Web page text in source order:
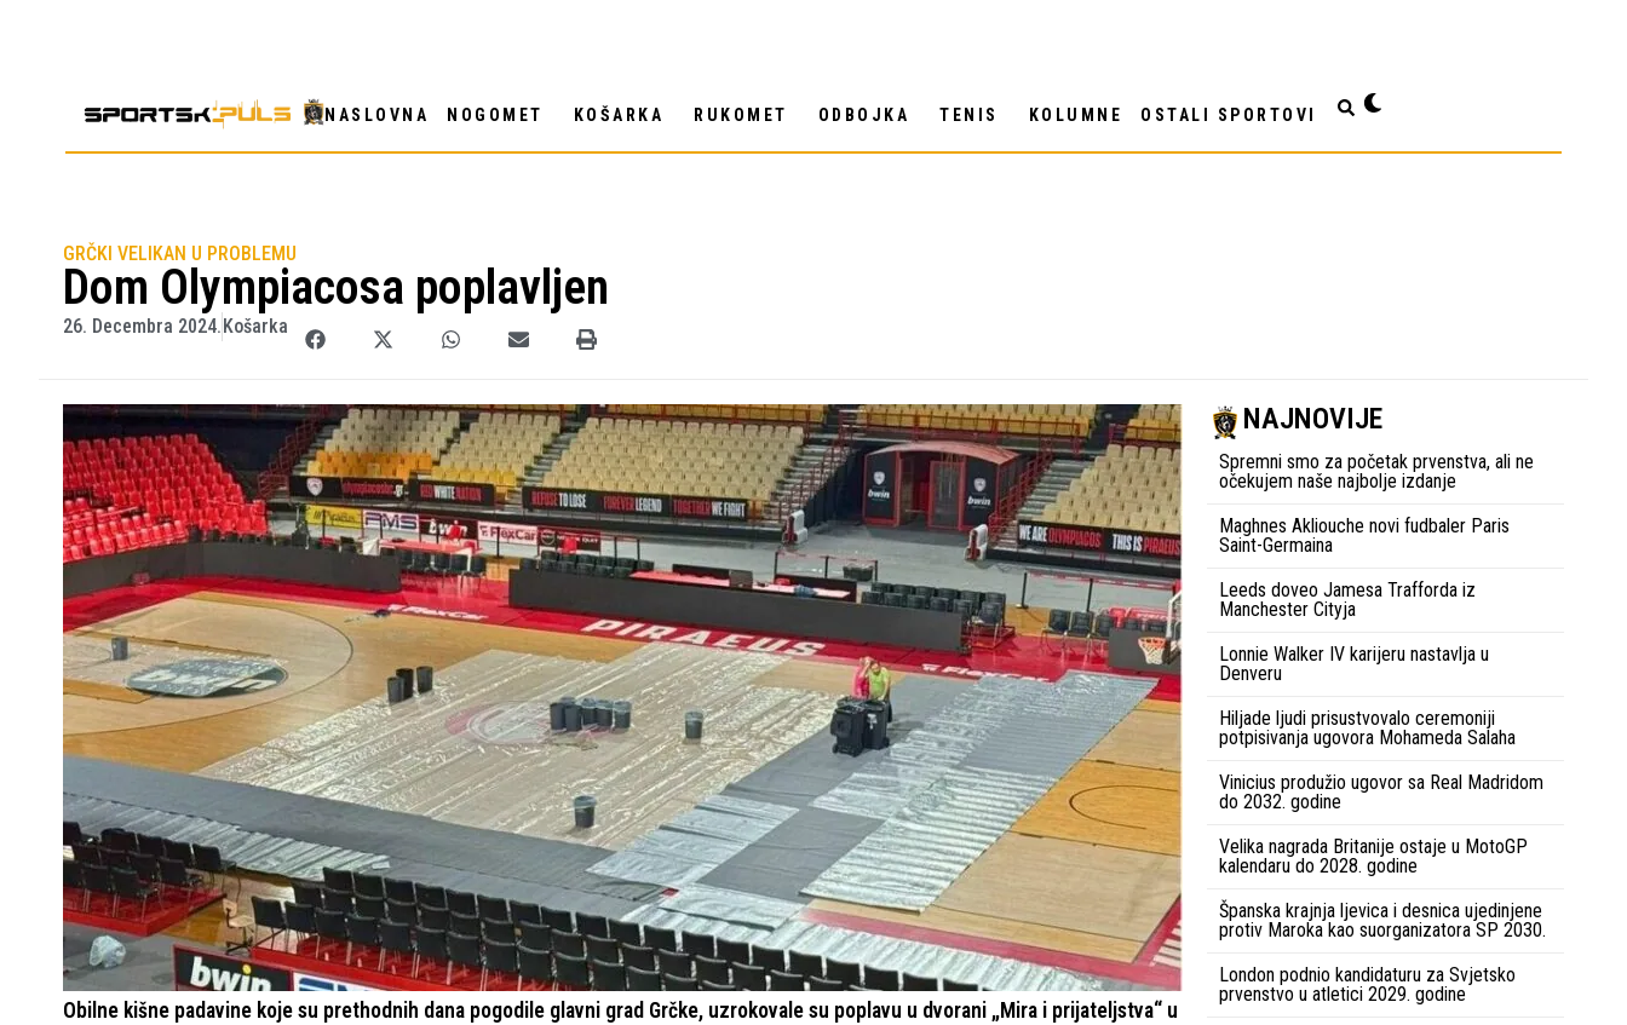
NASLOVNA NOGOMET KOŠARKA RUKOMET ODBOJKA TENIS KOLUMNE OSTALI SPORTOVI
GRČKI VELIKAN U PROBLEMU
Dom Olympiacosa poplavljen
26. Decembra 2024.Košarka
Obilne kišne padavine koje su prethodnih dana pogodile glavni grad Grčke, uzrokovale su poplavu u dvorani „Mira i prijateljstva“ u
NAJNOVIJE
Spremni smo za početak prvenstva, ali ne
očekujem naše najbolje izdanje
Maghnes Akliouche novi fudbaler Paris
Saint-Germaina
Leeds doveo Jamesa Trafforda iz
Manchester Cityja
Lonnie Walker IV karijeru nastavlja u
Denveru
Hiljade ljudi prisustvovalo ceremoniji
potpisivanja ugovora Mohameda Salaha
Vinicius produžio ugovor sa Real Madridom
do 2032. godine
Velika nagrada Britanije ostaje u MotoGP
kalendaru do 2028. godine
Španska krajnja ljevica i desnica ujedinjene
protiv Maroka kao suorganizatora SP 2030.
London podnio kandidaturu za Svjetsko
prvenstvo u atletici 2029. godine